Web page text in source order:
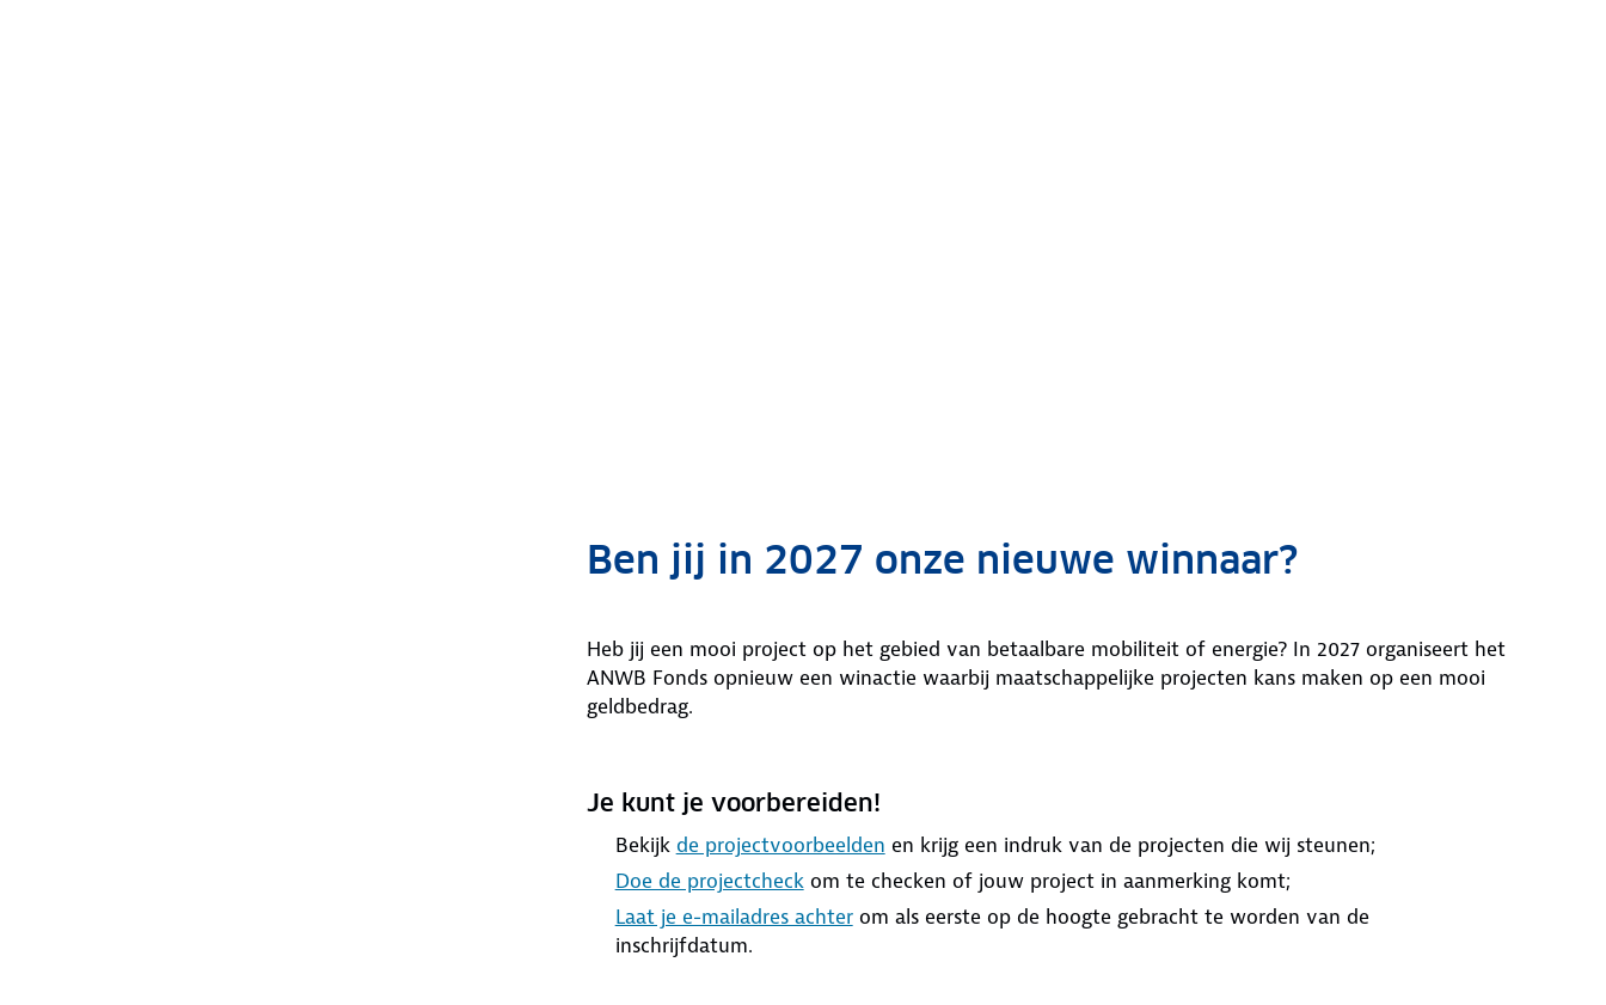
Ben jij in 2027 onze nieuwe winnaar?
Heb jij een mooi project op het gebied van betaalbare mobiliteit of energie? In 2027 organiseert het
ANWB Fonds opnieuw een winactie waarbij maatschappelijke projecten kans maken op een mooi
geldbedrag.
Je kunt je voorbereiden!
Bekijk de projectvoorbeelden en krijg een indruk van de projecten die wij steunen;
Doe de projectcheckom te checken of jouw project in aanmerking komt;
Laat je e-mailadres achterom als eerste op de hoogte gebracht te worden van de
inschrijfdatum.